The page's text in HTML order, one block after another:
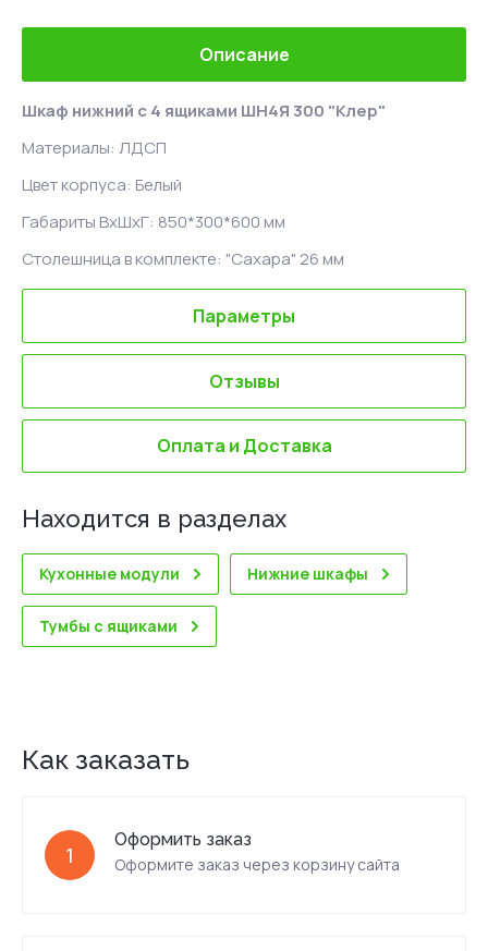
Описание
Шкаф нижний с 4 ящиками ШН4Я 300 "Клер"
Материалы: ЛДСП
Цвет корпуса: Белый
Габариты ВхШхГ: 850*300*600 мм
Столешница в комплекте: "Сахара" 26 мм
Параметры
Отзывы
Оплата и Доставка
Находится в разделах
Кухонные модули Нижние шкафы
Тумбы с ящиками
Как заказать
1
Оформить заказ
Оформите заказ через корзину сайта